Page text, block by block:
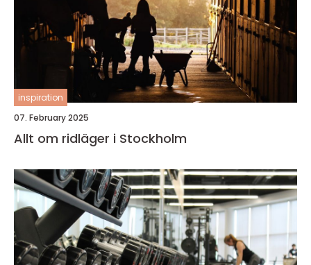
inspiration
07. February 2025
Allt om ridläger i Stockholm